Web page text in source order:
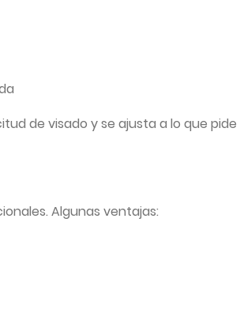
de visado y se ajusta a lo que pide
Algunas ventajas: